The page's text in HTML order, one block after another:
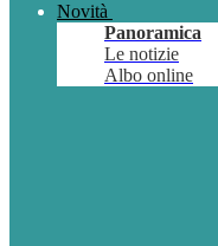
Novità
Panoramica
Le notizie
Albo online